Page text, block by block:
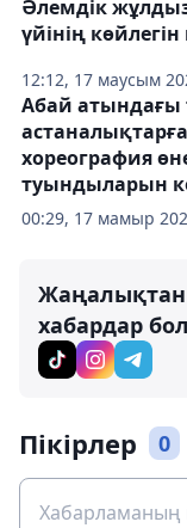
12:12, 17 маусым
Әлемдік
үйінің көйлегін
00:29, 17 мамыр
Абай атындағы
хореография
туындыларын
Жаңалықтан
хабардар
Пікірлер 0